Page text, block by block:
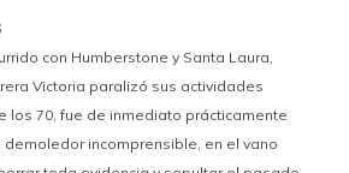
con Humberstone y Santa Laura,
Victoria paralizó sus actividades
los 70, fue de inmediato prácticamente
demoledor incomprensible, en el vano